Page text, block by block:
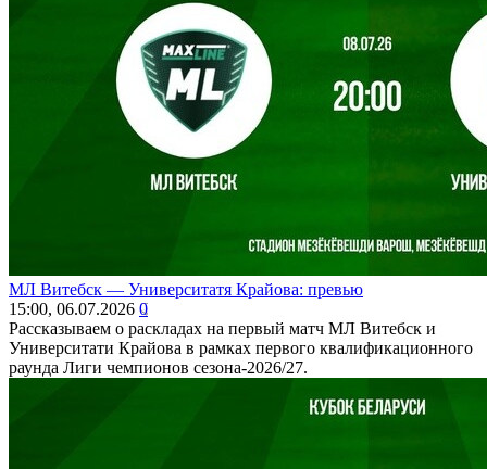
МЛ Витебск ― Университатя Крайова: превью
15:00, 06.07.2026 0
Рассказываем о раскладах на первый матч МЛ Витебск и
Университати Крайова в рамках первого квалификационного
раунда Лиги чемпионов сезона-2026/27.